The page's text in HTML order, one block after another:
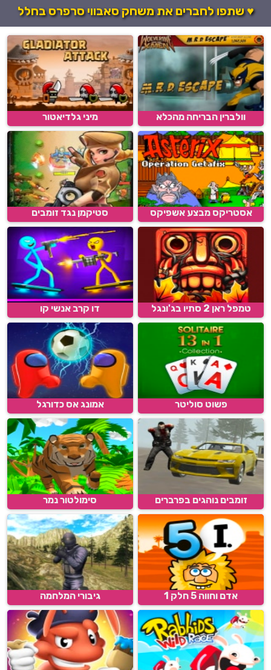
♥ שתפו לחברים את משחק סאבווי סרפרס בחלל
וולברין הבריחה מהכלא מיני גלדיאטור
אסטריקס מבצע אשפיקס סטיקמן נגד זומבים
טמפל ראן 2 סתיו בג'ונגל דו קרב אנשי קו
פשוט סוליטר אמונג אס כדורגל
זומבים נוהגים בפרברים סימולטור נמר
אדם וחווה 5 חלק 1 גיבורי המלחמה